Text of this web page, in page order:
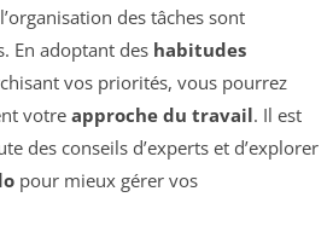
des tâches sont
En adoptant des habitudes
vos priorités, vous pourrez
votreapproche du travail. Il est
des conseils d’experts et d’explorer
pour mieux gérer vos